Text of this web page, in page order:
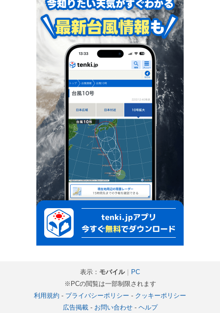
表示： モバイル｜ PC
※PCの閲覧は一部制限されます
利用規約 - プライバシーポリシー - クッキーポリシー
広告掲載- お問い合わせ- ヘルプ